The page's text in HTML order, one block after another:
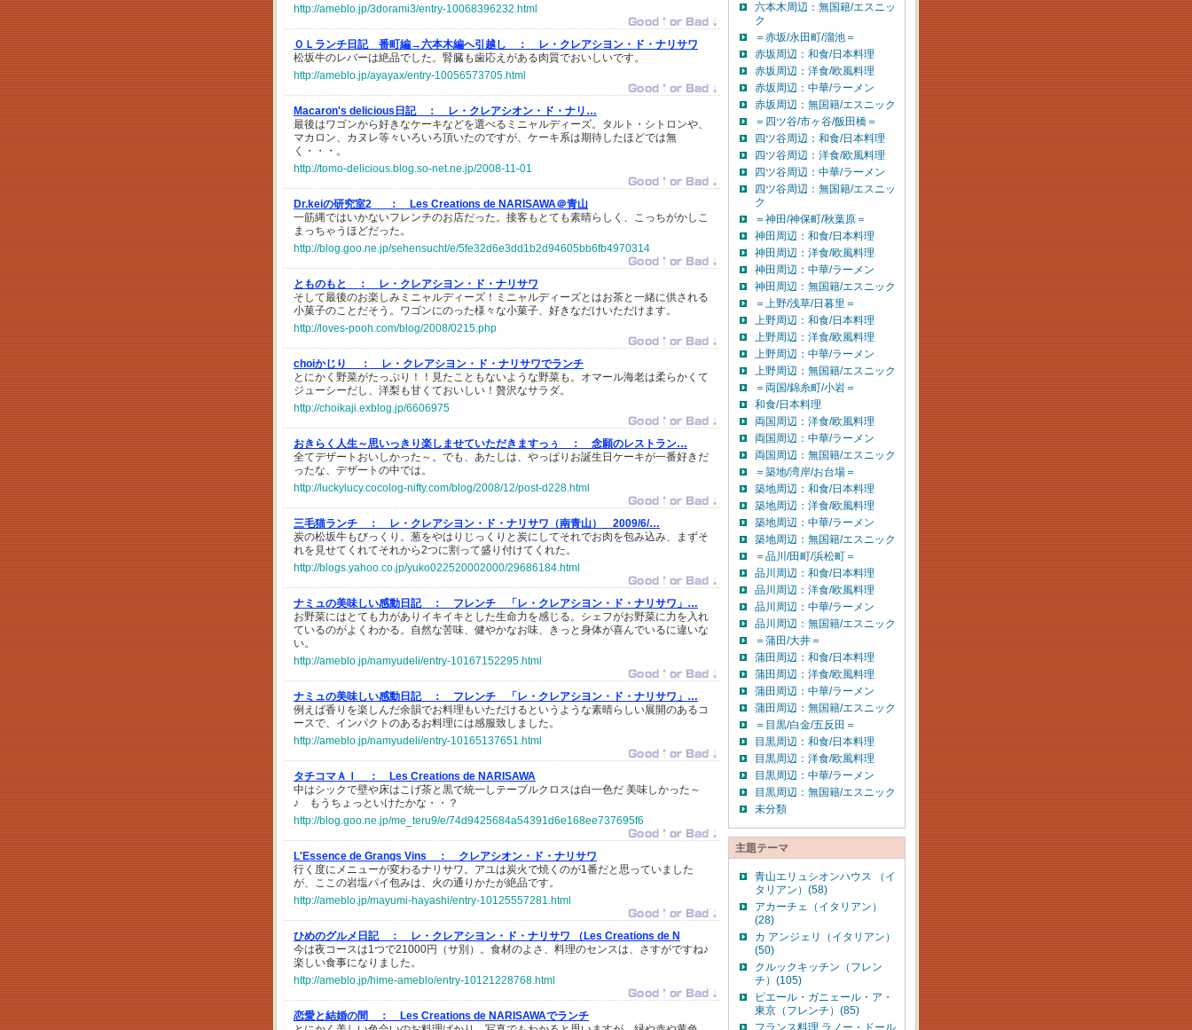
http://ameblo.jp/3dorami3/entry-10068396232.html
ＯＬランチ日記 番町編→六本木編へ引越し ：
レ・クレアシヨン・ド・ナリサワ
松坂牛のレバーは絶品でした。腎臓も歯応えがある肉質でおいしいです。
http://ameblo.jp/ayayax/entry-10056573705.html
Macaron's delicious日記 ：
レ・クレアシオン・ド・ナリ…
最後はワゴンから好きなケーキなどを選べるミニャルディーズ。タルト・シトロンや、
マカロン、カヌレ等々いろいろ頂いたのですが、ケーキ系は期待したほどでは無
く・・・。
http://tomo-delicious.blog.so-net.ne.jp/2008-11-01
Dr.keiの研究室2_ ：
Les Creations de NARISAWA＠青山
一筋縄ではいかないフレンチのお店だった。接客もとても素晴らしく、こっちがかしこ
まっちゃうほどだった。
http://blog.goo.ne.jp/sehensucht/e/5fe32d6e3dd1b2d94605bb6fb4970314
とものもと ：
レ・クレアシヨン・ド・ナリサワ
そして最後のお楽しみミニャルディーズ！ミニャルディーズとはお茶と一緒に供される
小菓子のことだそう。ワゴンにのった様々な小菓子、好きなだけいただけます。
http://loves-pooh.com/blog/2008/0215.php
choiかじり ：
レ・クレアシヨン・ド・ナリサワでランチ
とにかく野菜がたっぷり！！見たこともないような野菜も。オマール海老は柔らかくて
ジューシーだし、洋梨も甘くておいしい！贅沢なサラダ。
http://choikaji.exblog.jp/6606975
おきらく人生～思いっきり楽しませていただきますっぅ ：
念願のレストラン…
全てデザートおいしかった～。でも、あたしは、やっぱりお誕生日ケーキが一番好きだ
ったな、デザートの中では。
http://luckylucy.cocolog-nifty.com/blog/2008/12/post-d228.html
三毛猫ランチ ：
レ・クレアシヨン・ド・ナリサワ（南青山） 2009/6/…
炭の松坂牛もびっくり。葱をやはりじっくりと炭にしてそれでお肉を包み込み、まずそ
れを見せてくれてそれから2つに割って盛り付けてくれた。
http://blogs.yahoo.co.jp/yuko022520002000/29686184.html
ナミュの美味しい感動日記 ：
フレンチ 「レ・クレアシヨン・ド・ナリサワ」…
お野菜にはとても力がありイキイキとした生命力を感じる。シェフがお野菜に力を入れ
ているのがよくわかる。自然な苦味、健やかなお味、きっと身体が喜んでいるに違いな
い。
http://ameblo.jp/namyudeli/entry-10167152295.html
ナミュの美味しい感動日記 ：
フレンチ 「レ・クレアシヨン・ド・ナリサワ」…
例えば香りを楽しんだ余韻でお料理もいただけるというような素晴らしい展開のあるコ
ースで、インパクトのあるお料理には感服致しました。
http://ameblo.jp/namyudeli/entry-10165137651.html
タチコマＡＩ ：
Les Creations de NARISAWA
中はシックで壁や床はこげ茶と黒で統一しテーブルクロスは白一色だ 美味しかった～
♪ もうちょっといけたかな・・？
http://blog.goo.ne.jp/me_teru9/e/74d9425684a54391d6e168ee737695f6
L'Essence de Grangs Vins ：
クレアシオン・ド・ナリサワ
行く度にメニューが変わるナリサワ。アユは炭火で焼くのが1番だと思っていました
が、ここの岩塩パイ包みは、火の通りかたが絶品です。
http://ameblo.jp/mayumi-hayashi/entry-10125557281.html
ひめのグルメ日記 ：
レ・クレアシヨン・ド・ナリサワ （Les Creations de N
今は夜コースは1つで21000円（サ別）。食材のよさ、料理のセンスは、さすがですね♪
楽しい食事になりました。
http://ameblo.jp/hime-ameblo/entry-10121228768.html
恋愛と結婚の間 ：
Les Creations de NARISAWAでランチ
六本木周辺：無国籍/エスニッ
ク
＝赤坂/永田町/溜池＝
赤坂周辺：和食/日本料理
赤坂周辺：洋食/欧風料理
赤坂周辺：中華/ラーメン
赤坂周辺：無国籍/エスニック
＝四ツ谷/市ヶ谷/飯田橋＝
四ツ谷周辺：和食/日本料理
四ツ谷周辺：洋食/欧風料理
四ツ谷周辺：中華/ラーメン
四ツ谷周辺：無国籍/エスニッ
ク
＝神田/神保町/秋葉原＝
神田周辺：和食/日本料理
神田周辺：洋食/欧風料理
神田周辺：中華/ラーメン
神田周辺：無国籍/エスニック
＝上野/浅草/日暮里＝
上野周辺：和食/日本料理
上野周辺：洋食/欧風料理
上野周辺：中華/ラーメン
上野周辺：無国籍/エスニック
＝両国/錦糸町/小岩＝
和食/日本料理
両国周辺：洋食/欧風料理
両国周辺：中華/ラーメン
両国周辺：無国籍/エスニック
＝築地/湾岸/お台場＝
築地周辺：和食/日本料理
築地周辺：洋食/欧風料理
築地周辺：中華/ラーメン
築地周辺：無国籍/エスニック
＝品川/田町/浜松町＝
品川周辺：和食/日本料理
品川周辺：洋食/欧風料理
品川周辺：中華/ラーメン
品川周辺：無国籍/エスニック
＝蒲田/大井＝
蒲田周辺：和食/日本料理
蒲田周辺：洋食/欧風料理
蒲田周辺：中華/ラーメン
蒲田周辺：無国籍/エスニック
＝目黒/白金/五反田＝
目黒周辺：和食/日本料理
目黒周辺：洋食/欧風料理
目黒周辺：中華/ラーメン
目黒周辺：無国籍/エスニック
未分類
主題テーマ
青山エリュシオンハウス （イ
タリアン）(58)
アカーチェ（イタリアン）
(28)
カ アンジェリ（イタリアン）
(50)
クルックキッチン（フレン
チ）(105)
ピエール・ガニェール・ア・
東京（フレンチ）(85)
フランス料理 ラノー・ドール